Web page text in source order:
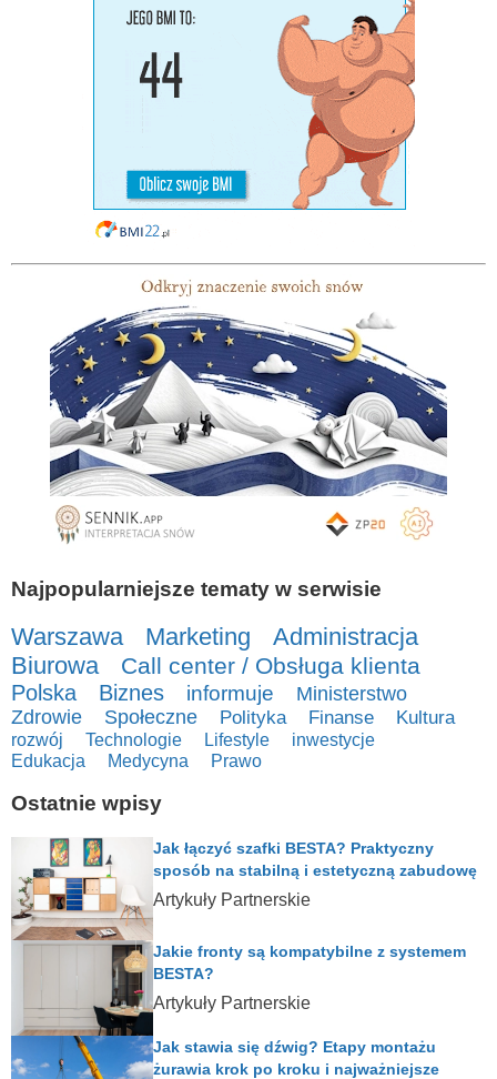
Najpopularniejsze tematy w serwisie
Warszawa Marketing
Administracja
Biurowa
Call center / Obsługa klienta
Polska Biznes informuje Ministerstwo
Zdrowie Społeczne Polityka Finanse Kultura
rozwój Technologie Lifestyle
inwestycje
Edukacja
Medycyna Prawo
Ostatnie wpisy
Artykuły Partnerskie
Jak łączyć szafki BESTA? Praktyczny
sposób na stabilną i estetyczną zabudowę
Artykuły Partnerskie
Jakie fronty są kompatybilne z systemem
BESTA?
Jak stawia się dźwig? Etapy montażu
żurawia krok po kroku i najważniejsze